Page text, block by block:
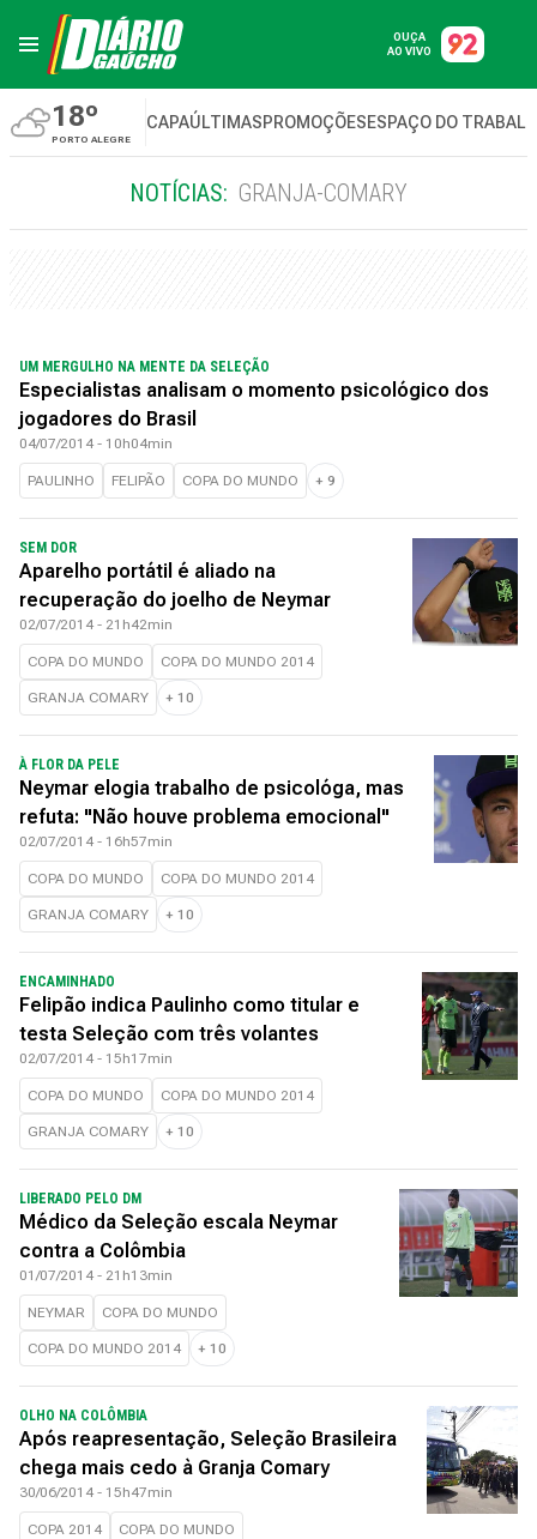
OUÇA
AO VIVO
18º
PORTO ALEGRE
CAPAÚLTIMASPROMOÇÕESESPAÇO DO
NOTÍCIAS: GRANJA-COMARY
UM MERGULHO NA MENTE DA SELEÇÃO
Especialistas analisam o momento psicológico dos
jogadores do Brasil
04/07/2014 - 10h04min
PAULINHO FELIPÃO COPA DO MUNDO + 9
SEM DOR
Aparelho portátil é aliado na
recuperação do joelho de Neymar
02/07/2014 - 21h42min
COPA DO MUNDO COPA DO MUNDO 2014
GRANJA COMARY + 10
À FLOR DA PELE
Neymar elogia trabalho de psicológa, mas
refuta: "Não houve problema emocional"
02/07/2014 - 16h57min
COPA DO MUNDO COPA DO MUNDO 2014
GRANJA COMARY + 10
ENCAMINHADO
Felipão indica Paulinho como titular e
testa Seleção com três volantes
02/07/2014 - 15h17min
COPA DO MUNDO COPA DO MUNDO 2014
GRANJA COMARY + 10
LIBERADO PELO DM
Médico da Seleção escala Neymar
contra a Colômbia
01/07/2014 - 21h13min
NEYMAR COPA DO MUNDO
COPA DO MUNDO 2014 + 10
OLHO NA COLÔMBIA
Após reapresentação, Seleção Brasileira
chega mais cedo à Granja Comary
30/06/2014 - 15h47min
COPA 2014 COPA DO MUNDO